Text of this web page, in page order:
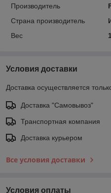
Производитель
Страна производитель
Вес
Условия доставки
Доставка осуществляется
Доставка "Самовывоз"
Транспортная компания
Доставка курьером
Все условия доставки
Условия оплаты